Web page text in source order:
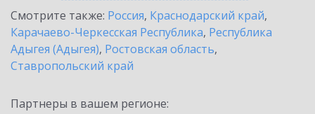
Смотрите также: Россия, Краснодарский край,
Карачаево-Черкесская Республика, Республика
Адыгея (Адыгея), Ростовская область,
Ставропольский край
Партнеры в вашем регионе: